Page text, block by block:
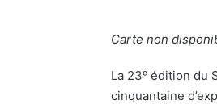
Carte non
La 23ᵉ édition du
cinquantaine